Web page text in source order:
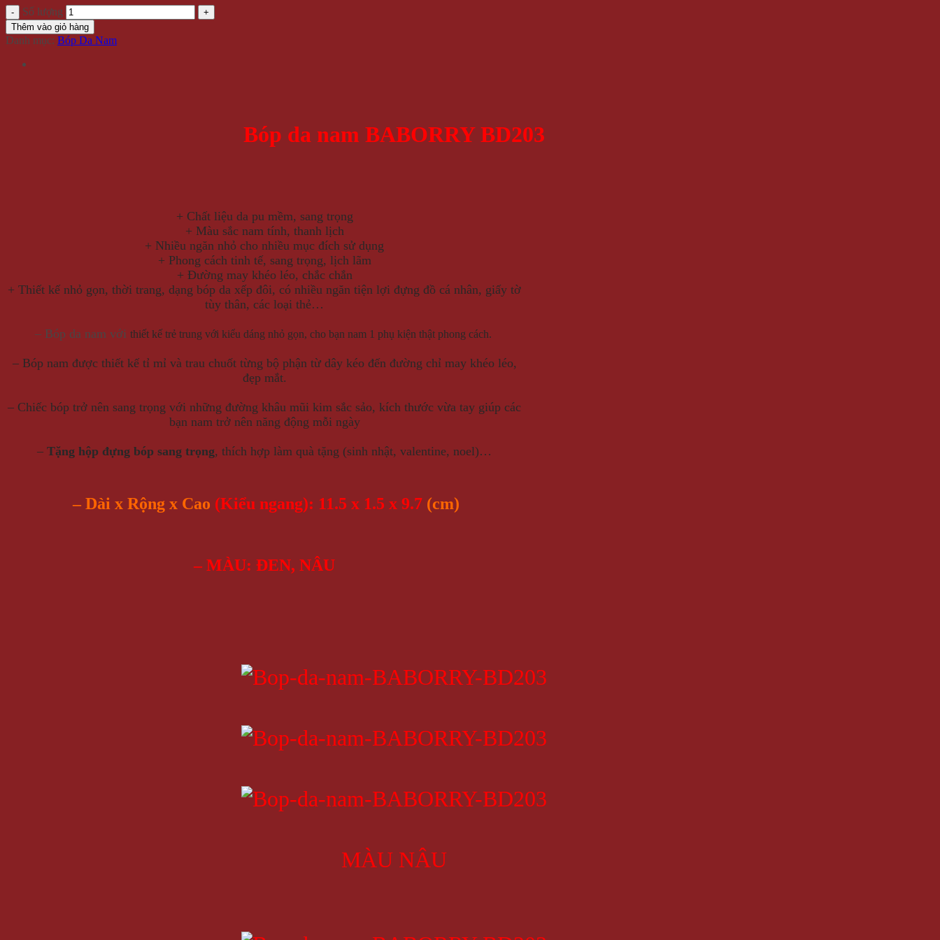
Số lượng
Thêm vào giỏ hàng
Danh mục: Bóp Da Nam
Bóp da nam BABORRY BD203
+ Chất liệu da pu mềm, sang trọng
+ Màu sắc nam tính, thanh lịch
+ Nhiều ngăn nhỏ cho nhiều mục đích sử dụng
+ Phong cách tinh tế, sang trọng, lịch lãm
+ Đường may khéo léo, chắc chắn
+ Thiết kế nhỏ gọn, thời trang, dạng bóp da xếp đôi, có nhiều ngăn tiện lợi đựng đồ cá nhân, giấy tờ
tùy thân, các loại thẻ…
– Bóp da nam với thiết kế trẻ trung với kiểu dáng nhỏ gọn, cho bạn nam 1 phụ kiện thật phong cách.
– Bóp nam được thiết kế tỉ mỉ và trau chuốt từng bộ phận từ dây kéo đến đường chỉ may khéo léo,
đẹp mắt.
– Chiếc bóp trở nên sang trọng với những đường khâu mũi kim sắc sảo, kích thước vừa tay giúp các
bạn nam trở nên năng động mỗi ngày
– Tặng hộp đựng bóp sang trọng, thích hợp làm quà tặng (sinh nhật, valentine, noel)…
– Dài x Rộng x Cao (Kiểu ngang): 11.5 x 1.5 x 9.7(cm)
– MÀU: ĐEN, NÂU
MÀU NÂU